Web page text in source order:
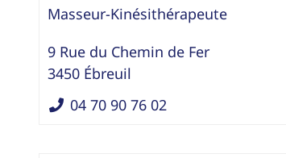
Masseur-Kinésithérapeute
9 Rue du Chemin de Fer
3450 Ébreuil
04 70 90 76 02